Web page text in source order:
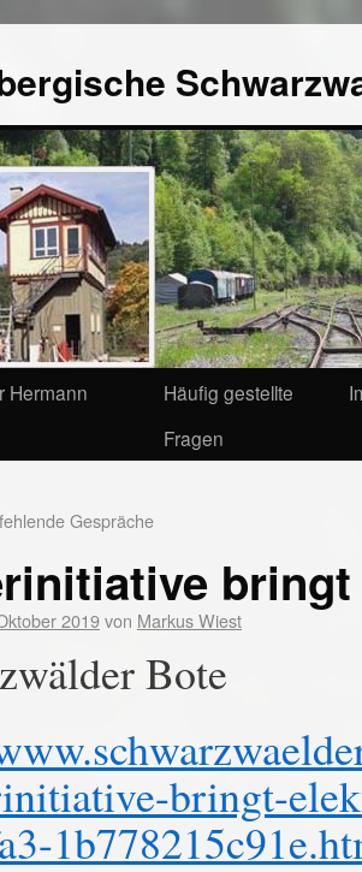
Hermann
Häufig gestellte
Fragen
Gespräche
2019von Markus Wiest
Bote
bringt-